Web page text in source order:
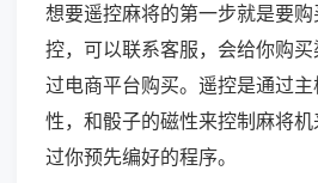
想要遥控麻将的第一步就是要
控，可以联系客服，会给你购
过电商平台购买。遥控是通过
性，和骰子的磁性来控制麻将
过你预先编好的程序。